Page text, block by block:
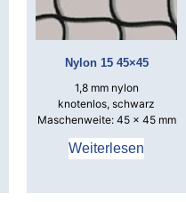
Nylon 15 45×45
1,8 mm nylon
knotenlos, schwarz
Maschenweite: 45 x 45 mm
Weiterlesen